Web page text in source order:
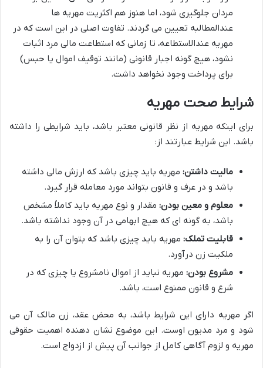
مردان جلوگیری شود، اما هنوز هم اکثریت مهریه ها
عندالمطالبه تعیین می گردند. تفاوت اصلی در این است که در
مهریه عندالاستطاعه، تا زمانی که استطاعت مالی مرد اثبات
نشود، هیچ گونه اجبار قانونی (مانند توقیف اموال یا حبس)
برای پرداخت وجود نخواهد داشت.
شرایط صحت مهریه
برای اینکه مهریه از نظر قانونی معتبر باشد، باید شرایطی را داشته
باشد. این شرایط عبارتند از:
مالیت داشتن: مهریه باید چیزی باشد که ارزش مالی داشته
باشد و در عرف و قانون بتواند مورد معامله قرار گیرد.
معلوم و معین بودن: مقدار و نوع مهریه باید کاملاً مشخص
باشد، به گونه ای که هیچ ابهامی در آن وجود نداشته باشد.
قابلیت تملک: مهریه باید چیزی باشد که بتوان آن را به
ملکیت زن درآورد.
مشروع بودن: مهریه نباید از اموال نامشروع یا چیزی که در
شرع و قانون ممنوع است، باشد.
اگر مهریه دارای این شرایط باشد، به محض عقد، زن مالک آن می
شود و مرد مدیون اوست. این موضوع نشان دهنده اهمیت حقوقی
مهریه و لزوم آگاهی کامل از جوانب آن پیش از ازدواج است.